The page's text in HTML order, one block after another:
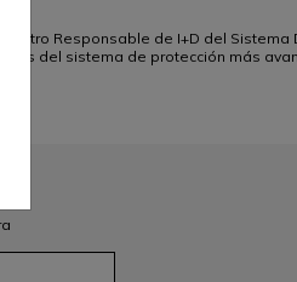
Responsable de I+D del
del sistema de protección más